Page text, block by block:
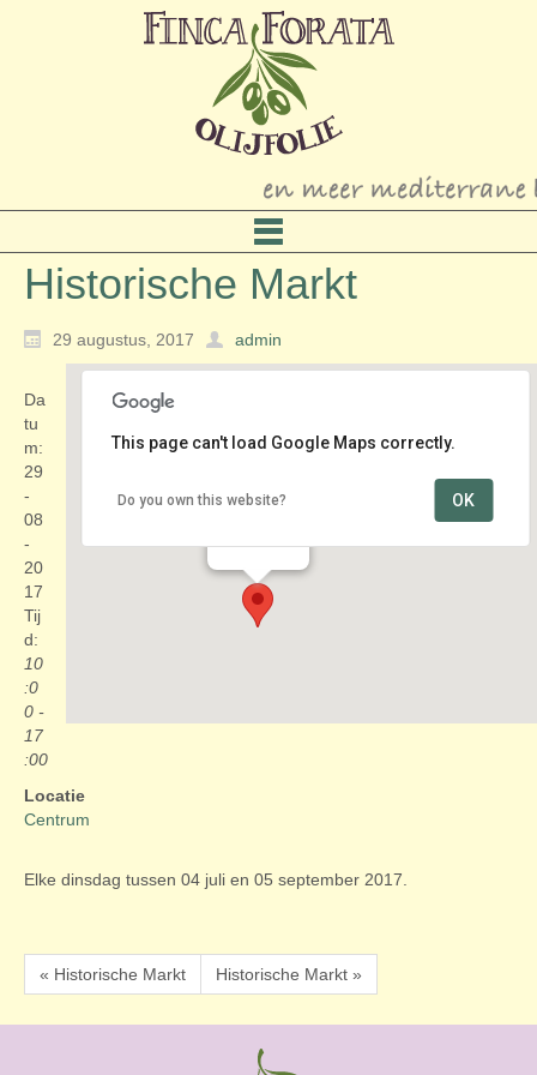
Historische Markt
29 augustus, 2017 admin
Centrum
This page can't load Google Maps correctly.
Do you own this website? OK
Da
tu
m:
29
-
08
-
20
17
Tij
d:
10
:0
0 -
17
:00
Locatie
Centrum
Elke dinsdag tussen 04 juli en 05 september 2017.
« Historische Markt Historische Markt »